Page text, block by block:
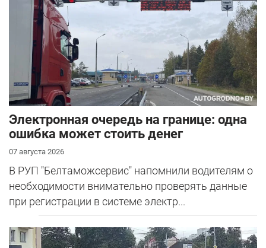
Электронная очередь на границе: одна
ошибка может стоить денег
07 августа 2026
В РУП "Белтаможсервис" напомнили водителям о
необходимости внимательно проверять данные
при регистрации в системе электр...